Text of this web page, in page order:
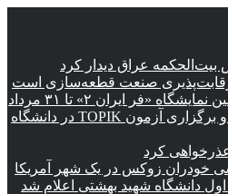
بیت‌الحکمه عراق دیدار کرد
صنعت قطعه‌سازی است
«فر ایران ۲» تا ۳۱ مرداد
راه‌اندازی رشته کره‌ای و برگزاری آزمون TOPIK در دانشگاه
کرد
خودران زوکس در یک شهر آمریکا
دانشگاه شهید بهشتی اعلام شد